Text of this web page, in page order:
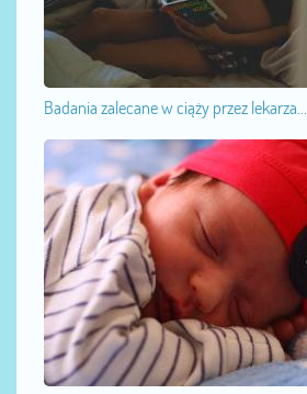
Badania zalecane w ciąży przez lekarza...